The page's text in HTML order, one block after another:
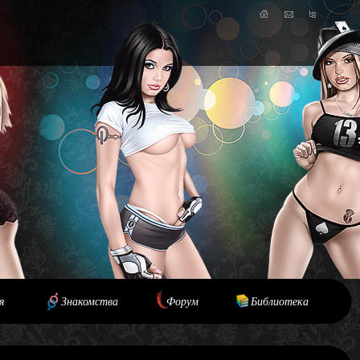
Знакомства Форум Библиотека